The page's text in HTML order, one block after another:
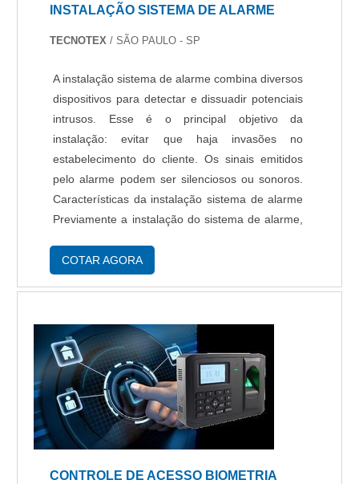
INSTALAÇÃO SISTEMA DE ALARME
TECNOTEX/ SÃO PAULO - SP
A instalação sistema de alarme combina diversos
dispositivos para detectar e dissuadir potenciais
intrusos. Esse é o principal objetivo da
instalação: evitar que haja invasões no
estabelecimento do cliente. Os sinais emitidos
pelo alarme podem ser silenciosos ou sonoros.
Características da instalação sistema de alarme
Previamente a instalação do sistema de alarme,
levando em conta os riscos, ...
COTAR AGORA
CONTROLE DE ACESSO BIOMETRIA